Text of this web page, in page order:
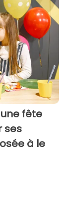
fête
ses
à le